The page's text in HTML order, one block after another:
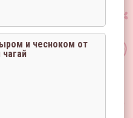
и чесноком от